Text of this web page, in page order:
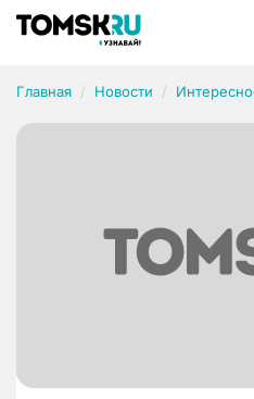
Главная Новости